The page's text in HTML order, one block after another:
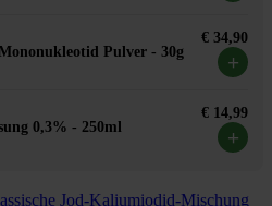
Pulver - 30g
€ 34,90
+
0,3% - 250ml
€ 14,99
+
Jod-Kaliumiodid-Mischung